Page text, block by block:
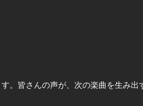
。皆さんの声が、次の楽曲を生み出